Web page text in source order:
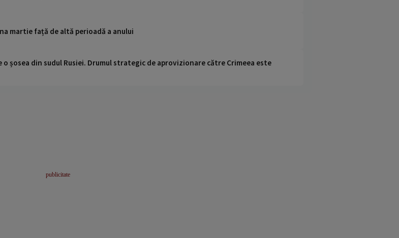
martie față de altă perioadă a anului
o șosea din sudul Rusiei. Drumul strategic de aprovizionare către Crimeea este